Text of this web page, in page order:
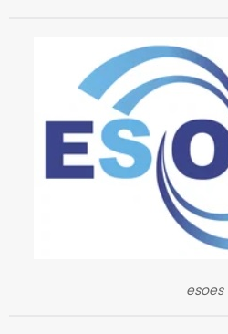
esoes